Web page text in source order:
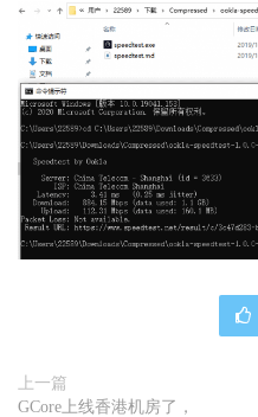
上一篇
GCore上线香港机房了，